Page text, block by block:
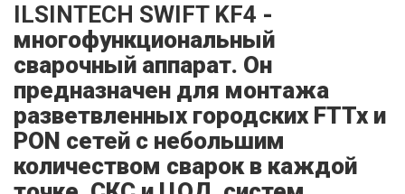
ILSINTECH SWIFT KF4 -
многофункциональный
сварочный аппарат. Он
предназначен для монтажа
разветвленных городских FTTx и
PON сетей с небольшим
количеством сварок в каждой